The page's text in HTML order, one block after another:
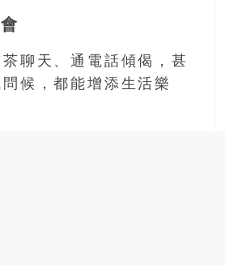
聊天、通電話傾偈，甚
候，都能增添生活樂